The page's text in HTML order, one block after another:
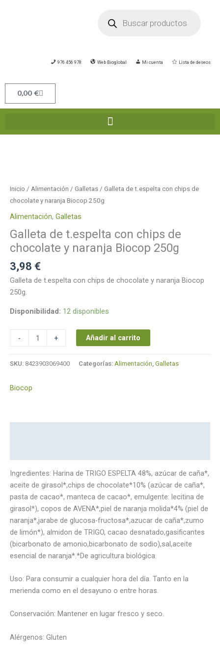
productos
976 456 978 Web Bioglobal Mi cuenta Lista de deseos
0,00 €Carrito
Inicio / Alimentación / Galletas / Galleta de t.espelta con chips de
chocolate y naranja Biocop 250g
Alimentación, Galletas
Galleta de t.espelta con chips de
chocolate y naranja Biocop 250g
3,98 €
Galleta de t.espelta con chips de chocolate y naranja Biocop
250g.
Disponibilidad: 12 disponibles
-
con
chips
chocolate
y
naranja
250g
cantidad
+ Añadir al carrito
SKU: 8423903069400 Categorías: Alimentación Galletas
Biocop
Ingredientes: Harina de TRIGO ESPELTA 48%, azúcar de caña*,
aceite de girasol*,chips de chocolate*10% (azúcar de caña*,
pasta de cacao*, manteca de cacao*, emulgente: lecitina de
girasol*), copos de AVENA*,piel de naranja molida*4% (piel de
naranja*,jarabe de glucosa-fructosa*,azucar de caña*,zumo
de limón*), almidon de TRIGO, cacao desnatado,gasificantes
(bicarbonato de amonio,bicarbonato de sodio),sal,aceite
esencial de naranja*.*De agricultura biológica.
Uso: Para consumir a cualquier hora del día. Tanto en la
merienda como en el desayuno o entre horas.
Conservación: Mantener en lugar fresco y seco.
Alérgenos: Gluten